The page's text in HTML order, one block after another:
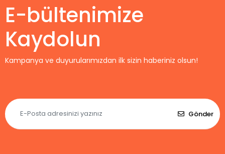
E-bültenimize
Kaydolun
Kampanya ve duyurularımızdan ilk sizin haberiniz olsun!
Gönder